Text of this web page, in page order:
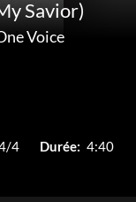
Savior)
Voice
4 Durée: 4:40